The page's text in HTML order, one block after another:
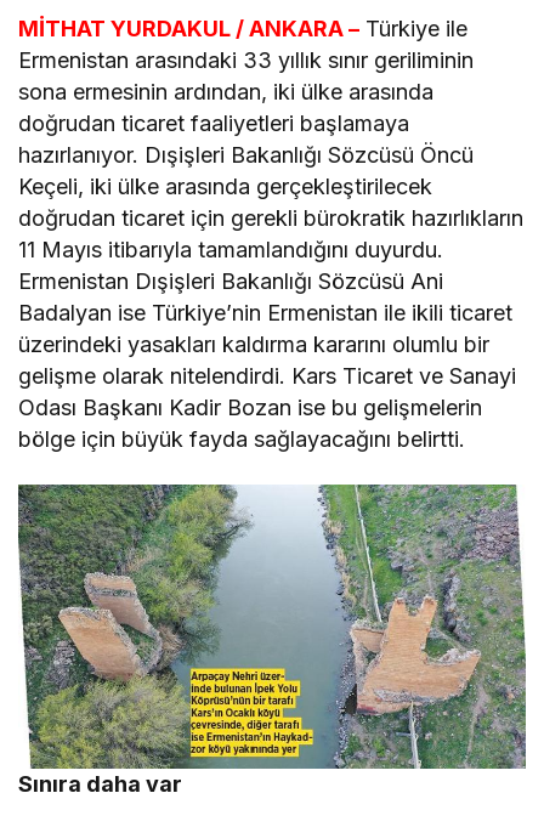
MİTHAT YURDAKUL / ANKARA – Türkiye ile
Ermenistan arasındaki 33 yıllık sınır geriliminin
sona ermesinin ardından, iki ülke arasında
doğrudan ticaret faaliyetleri başlamaya
hazırlanıyor. Dışişleri Bakanlığı Sözcüsü Öncü
Keçeli, iki ülke arasında gerçekleştirilecek
doğrudan ticaret için gerekli bürokratik hazırlıkların
11 Mayıs itibarıyla tamamlandığını duyurdu.
Ermenistan Dışişleri Bakanlığı Sözcüsü Ani
Badalyan ise Türkiye’nin Ermenistan ile ikili ticaret
üzerindeki yasakları kaldırma kararını olumlu bir
gelişme olarak nitelendirdi. Kars Ticaret ve Sanayi
Odası Başkanı Kadir Bozan ise bu gelişmelerin
bölge için büyük fayda sağlayacağını belirtti.
Sınıra daha var